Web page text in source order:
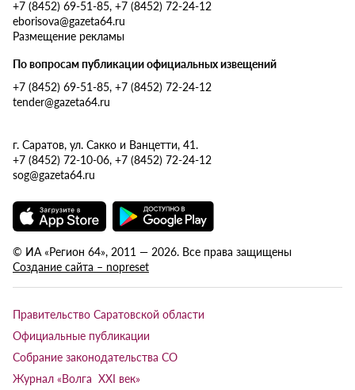
+7 (8452) 69-51-85, +7 (8452) 72-24-12
eborisova@gazeta64.ru
Размещение рекламы
По вопросам публикации официальных извещений
+7 (8452) 69-51-85, +7 (8452) 72-24-12
tender@gazeta64.ru
г. Саратов, ул. Сакко и Ванцетти, 41.
+7 (8452) 72-10-06, +7 (8452) 72-24-12
sog@gazeta64.ru
© ИА «Регион 64», 2011 — 2026. Все права защищены
Создание сайта – nopreset
Правительство Саратовской области
Официальные публикации
Собрание законодательства СО
Журнал «Волга XXI век»